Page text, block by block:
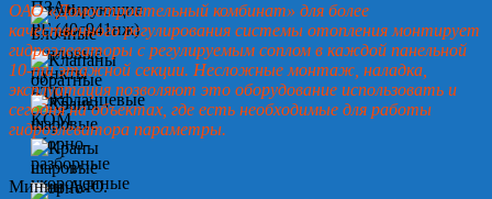
ОАО «Домостроительный комбинат» для более
качественного регулирования системы отопления монтирует
гидроэлеваторы с регулируемым соплом в каждой панельной
10-ти этажной секции. Несложные монтаж, наладка,
эксплуатация позволяют это оборудование использовать и
сегодня на объектах, где есть необходимые для работы
гидроэлеватора параметры.
Минин А.Ю.